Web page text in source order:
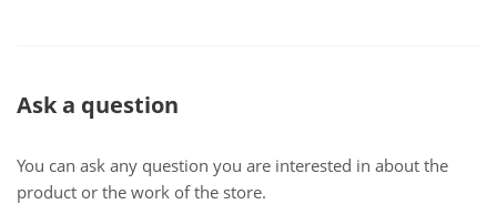
Ask a question
You can ask any question you are interested in about the
product or the work of the store.